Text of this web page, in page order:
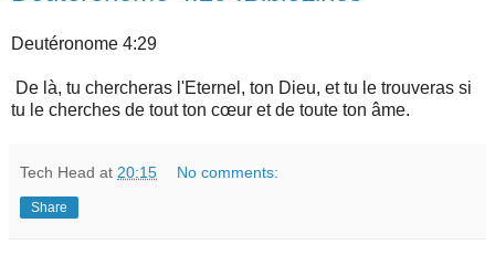
Deutéronome 4:29
De là, tu chercheras l'Eternel, ton Dieu, et tu le trouveras si
tu le cherches de tout ton cœur et de toute ton âme.
Tech Head at 20:15 No comments:
Share